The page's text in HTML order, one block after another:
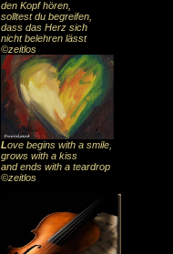
den Kopf hören,
solltest du begreifen,
dass das Herz sich
nicht belehren lässt
©zeitlos
Love begins with a smile,
grows with a kiss
and ends with a teardrop
©zeitlos